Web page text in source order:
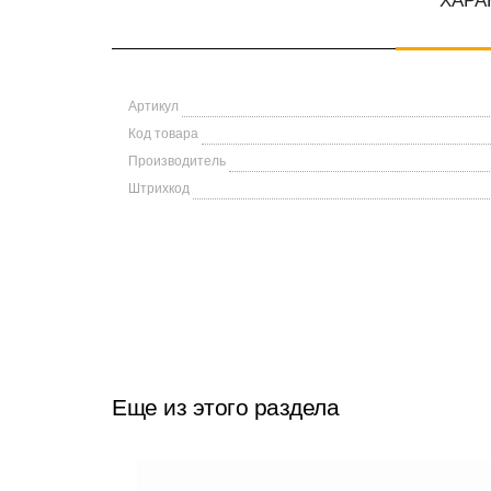
Артикул
Код товара
Производитель
Штрихкод
Еще из этого раздела